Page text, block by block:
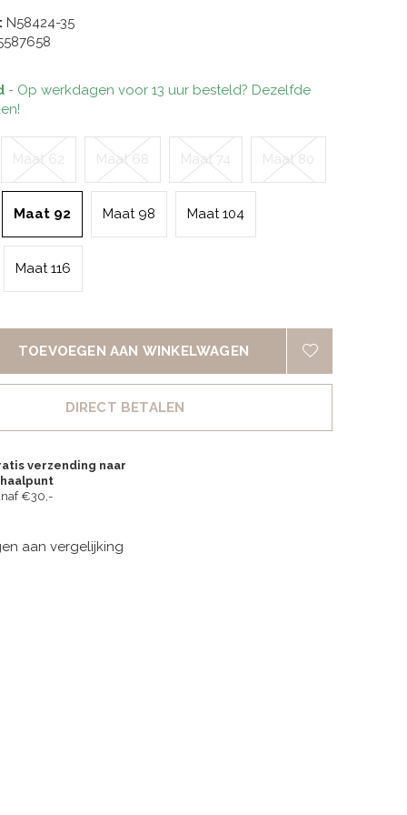
N58424-35
- Op werkdagen voor 13 uur besteld? Dezelfde
Maat 62 Maat 68 Maat 74 Maat 80
Maat 92 Maat 98 Maat 104
Maat 116
TOEVOEGEN AAN WINKELWAGEN
DIRECT BETALEN
verzending naar
€30,-
aan vergelijking